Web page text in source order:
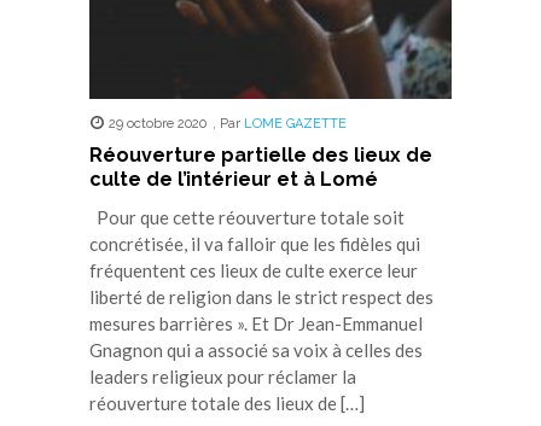
29 octobre 2020 , Par LOME GAZETTE
Réouverture partielle des lieux de
culte de l’intérieur et à Lomé
Pour que cette réouverture totale soit
concrétisée, il va falloir que les fidèles qui
fréquentent ces lieux de culte exerce leur
liberté de religion dans le strict respect des
mesures barrières ». Et Dr Jean-Emmanuel
Gnagnon qui a associé sa voix à celles des
leaders religieux pour réclamer la
réouverture totale des lieux de […]